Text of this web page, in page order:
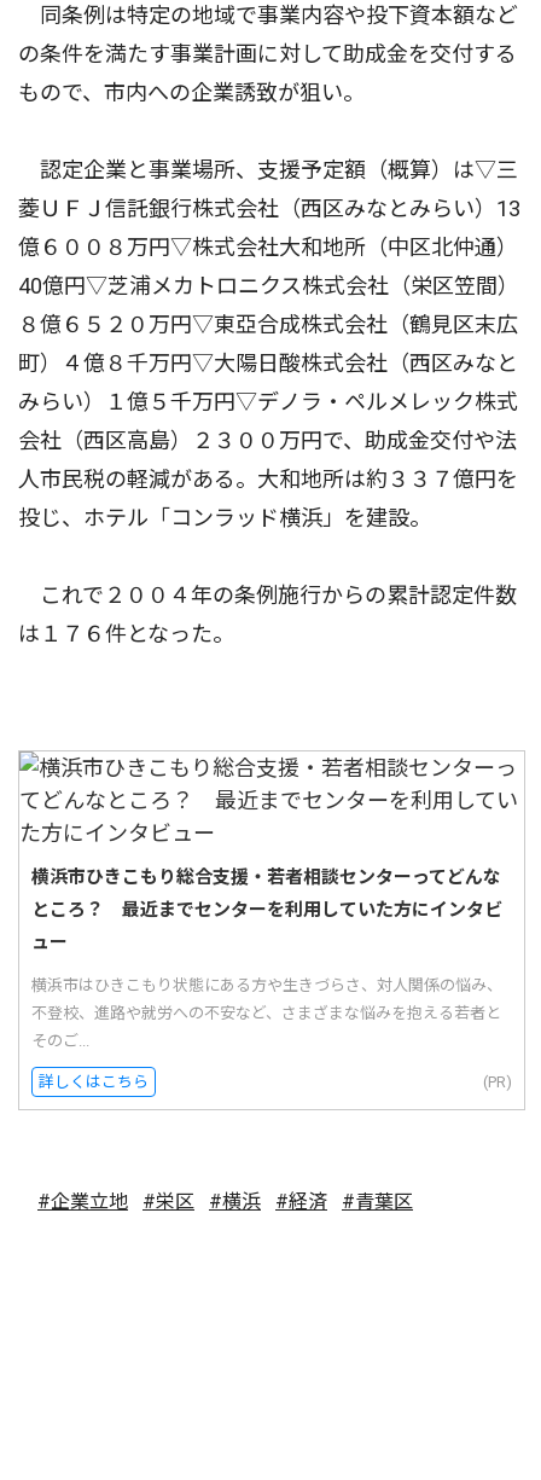
同条例は特定の地域で事業内容や投下資本額など
の条件を満たす事業計画に対して助成金を交付する
もので、市内への企業誘致が狙い。
認定企業と事業場所、支援予定額（概算）は▽三
菱ＵＦＪ信託銀行株式会社（西区みなとみらい）13
億６００８万円▽株式会社大和地所（中区北仲通）
40億円▽芝浦メカトロニクス株式会社（栄区笠間）
８億６５２０万円▽東亞合成株式会社（鶴見区末広
町）４億８千万円▽大陽日酸株式会社（西区みなと
みらい）１億５千万円▽デノラ・ペルメレック株式
会社（西区高島）２３００万円で、助成金交付や法
人市民税の軽減がある。大和地所は約３３７億円を
投じ、ホテル「コンラッド横浜」を建設。
これで２００４年の条例施行からの累計認定件数
は１７６件となった。
横浜市ひきこもり総合支援・若者相談センターってどんな
ところ？ 最近までセンターを利用していた方にインタビ
ュー
横浜市はひきこもり状態にある方や生きづらさ、対人関係の悩み、
不登校、進路や就労への不安など、さまざまな悩みを抱える若者と
そのご...
詳しくはこちら (PR)
#企業立地 #栄区 #横浜 #経済 #青葉区